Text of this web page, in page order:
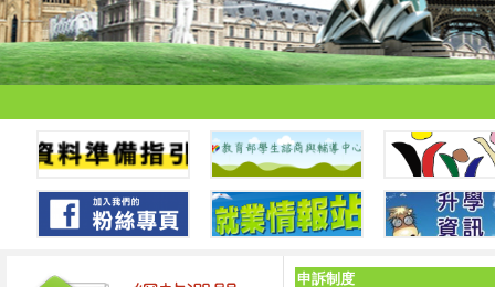
申訴制度